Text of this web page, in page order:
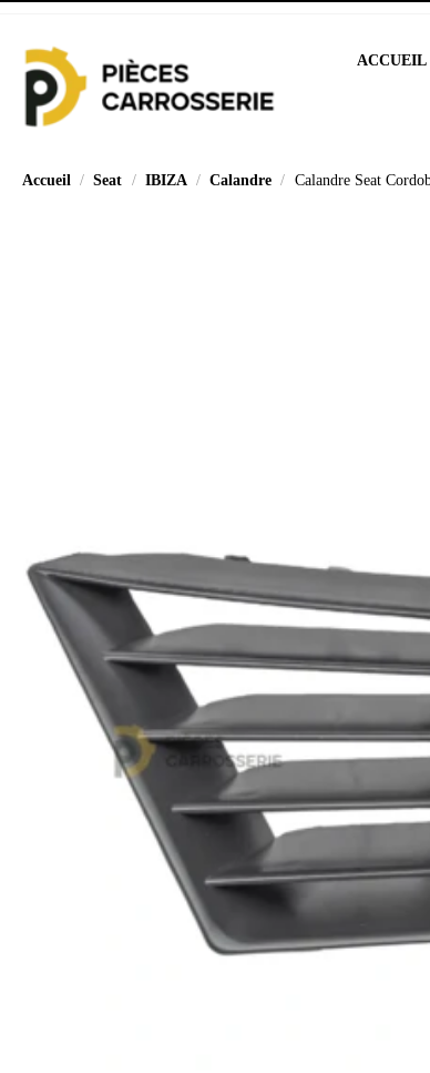
ACCUEIL
Accueil Seat IBIZA Calandre Calandre Seat